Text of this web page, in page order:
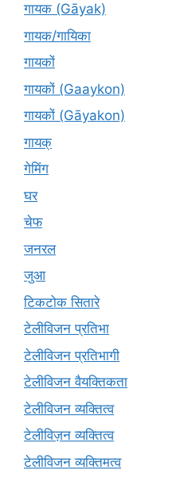
गायक (Gāyak)
गायक/गायिका
गायकों
गायकों (Gaaykon)
गायकों (Gāyakon)
गायक्
गेमिंग
घर
चेफ
जनरल
जुआ
टिकटोक सितारे
टेलीविजन प्रतिभा
टेलीविजन प्रतिभागी
टेलीविजन वैयक्तिकता
टेलीविजन व्यक्तित्व
टेलीविज़न व्यक्तित्व
टेलीविजन व्यक्तिमत्व